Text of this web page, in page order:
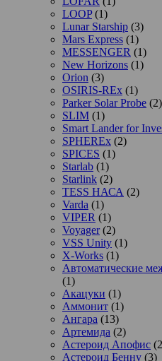
LOOP(1)
Lunar Starship (3)
Mars Express (1)
MESSENGER (1)
New Horizons (1)
Orion (3)
OSIRIS-REx (1)
Parker Solar Probe (2)
SLIM (1)
Smart Lander for
SPHEREx (2)
SPICES (1)
Starlab (1)
Starlink (2)
TESS НАСА (2)
Varda (1)
VIPER (1)
Voyager(2)
VSS Unity (1)
X-Works (1)
Автоматические
(1)
Акацуки (1)
Аммонит (1)
Ангара (13)
Артемида (2)
Астероид Апофис
Астероид Бенну (3)